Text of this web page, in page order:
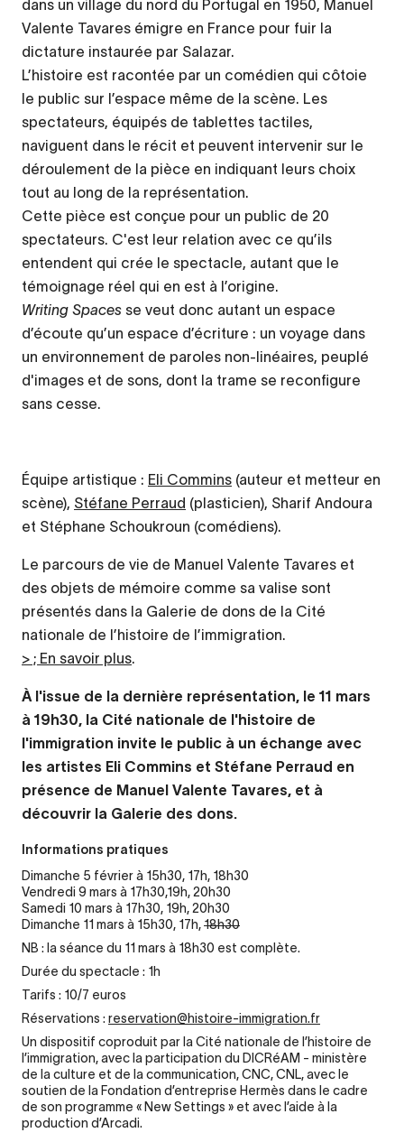
dans un village du nord du Portugal en 1950, Manuel
Valente Tavares émigre en France pour fuir la
dictature instaurée par Salazar.
L’histoire est racontée par un comédien qui côtoie
le public sur l’espace même de la scène. Les
spectateurs, équipés de tablettes tactiles,
naviguent dans le récit et peuvent intervenir sur le
déroulement de la pièce en indiquant leurs choix
tout au long de la représentation.
Cette pièce est conçue pour un public de 20
spectateurs. C'est leur relation avec ce qu’ils
entendent qui crée le spectacle, autant que le
témoignage réel qui en est à l’origine.
Writing Spaces se veut donc autant un espace
d’écoute qu’un espace d’écriture : un voyage dans
un environnement de paroles non-linéaires, peuplé
d'images et de sons, dont la trame se reconfigure
sans cesse.
Équipe artistique : Eli Commins (auteur et metteur en
scène), Stéfane Perraud (plasticien), Sharif Andoura
et Stéphane Schoukroun (comédiens).
Le parcours de vie de Manuel Valente Tavares et
des objets de mémoire comme sa valise sont
présentés dans la Galerie de dons de la Cité
nationale de l’histoire de l’immigration.
> ; En savoir plus.
À l'issue de la dernière représentation, le 11 mars
à 19h30, la Cité nationale de l'histoire de
l'immigration invite le public à un échange avec
les artistes Eli Commins et Stéfane Perraud en
présence de Manuel Valente Tavares, et à
découvrir la Galerie des dons.
Informations pratiques
Dimanche 5 février à 15h30, 17h, 18h30
Vendredi 9 mars à 17h30,19h, 20h30
Samedi 10 mars à 17h30, 19h, 20h30
Dimanche 11 mars à 15h30, 17h,18h30
NB : la séance du 11 mars à 18h30 est complète.
Durée du spectacle : 1h
Tarifs : 10/7 euros
Réservations : reservation@histoire-immigration.fr
Un dispositif coproduit par la Cité nationale de l’histoire de
l’immigration, avec la participation du DICRéAM - ministère
de la culture et de la communication, CNC, CNL, avec le
soutien de la Fondation d’entreprise Hermès dans le cadre
de son programme « New Settings » et avec l’aide à la
production d’Arcadi.